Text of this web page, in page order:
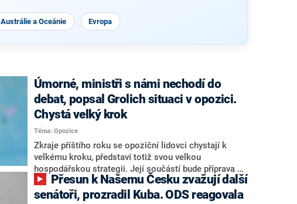
Austrálie a Oceánie Evropa
Úmorné, ministři s námi nechodí do
debat, popsal Grolich situaci v opozici.
Chystá velký krok
Téma: Opozice
Zkraje příštího roku se opoziční lidovci chystají k
velkému kroku, představí totiž svou velkou
hospodářskou strategii. Její součástí bude příprava na
stárnutí populace, řekl ve středu na setkání s novináři
nový předseda lidovců Jan Grolich. Ten zároveň v
senátoři, prozradil Kuba. ODS reagovala